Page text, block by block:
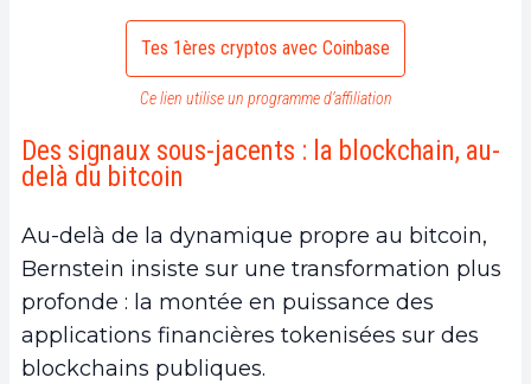
Tes 1ères cryptos avec Coinbase
Ce lien utilise un programme d’affiliation
Des signaux sous-jacents : la blockchain, au-
delà du bitcoin
Au-delà de la dynamique propre au bitcoin,
Bernstein insiste sur une transformation plus
profonde : la montée en puissance des
applications financières tokenisées sur des
blockchains publiques.